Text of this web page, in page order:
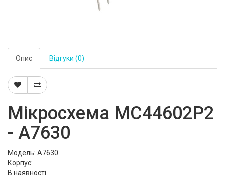
Опис Відгуки (0)
Мікросхема MC44602P2
- A7630
Модель: A7630
Корпус:
В наявності